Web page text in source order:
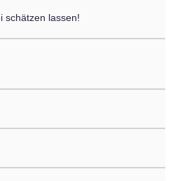
schätzen lassen!